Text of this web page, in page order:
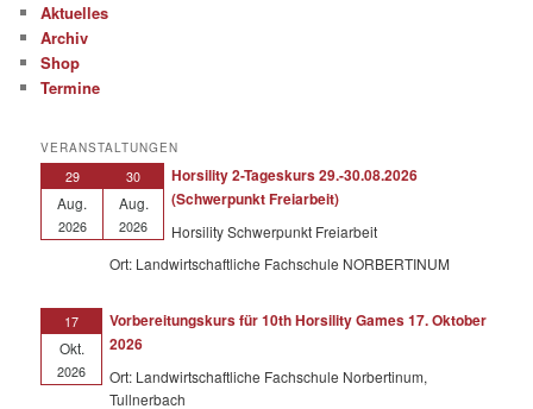
Aktuelles
Archiv
Shop
Termine
VERANSTALTUNGEN
29
Aug.
2026
30
Aug.
2026
Horsility 2-Tageskurs 29.-30.08.2026
(Schwerpunkt Freiarbeit)
Horsility Schwerpunkt Freiarbeit
Ort: Landwirtschaftliche Fachschule NORBERTINUM
17
Okt.
2026
Vorbereitungskurs für 10th Horsility Games 17. Oktober
2026
Ort: Landwirtschaftliche Fachschule Norbertinum,
Tullnerbach